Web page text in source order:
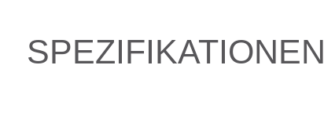
SPEZIFIKATIONEN